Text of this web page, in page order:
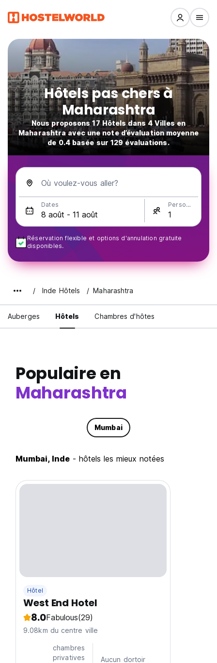
Hôtels pas chers à
Maharashtra
Nous proposons 17 Hôtels dans 4 Villes en
Maharashtra avec une note d’évaluation moyenne
de 0.4 basée sur 129 évaluations.
Où voulez-vous aller?
Dates Personnes
Réservation flexible et options d'annulation gratuite
disponibles.
Inde Hôtels Maharashtra
Auberges Hôtels Chambres d'hôtes
Populaire en
Maharashtra
Mumbai
Mumbai, Inde - hôtels les mieux notées
Hôtel
West End Hotel
8.0Fabulous(29)
9.08km du centre ville
chambres
privatives
Aucun dortoir